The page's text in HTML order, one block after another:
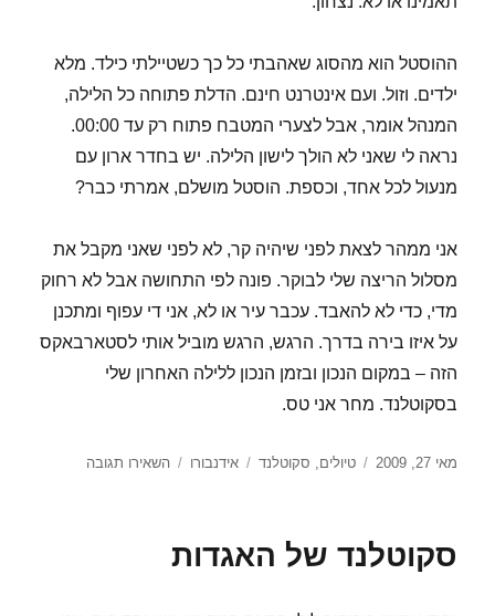
ההוסטל הוא מהסוג שאהבתי כל כך כשטיילתי כילד. מלא
ילדים. וזול. ועם אינטרנט חינם. הדלת פתוחה כל הלילה,
המנהל אומר, אבל לצערי המטבח פתוח רק עד 00:00.
נראה לי שאני לא הולך לישון הלילה. יש בחדר ארון עם
מנעול לכל אחד, וכספת. הוסטל מושלם, אמרתי כבר?
אני ממהר לצאת לפני שיהיה קר, לא לפני שאני מקבל את
מסלול הריצה שלי לבוקר. פונה לפי התחושה אבל לא רחוק
מדי, כדי לא להאבד. עכבר עיר או לא, אני די עפוף ומתכנן
על איזו בירה בדרך. הרגש, הרגש מוביל אותי לסטארבאקס
הזה – במקום הנכון ובזמן הנכון ללילה האחרון שלי
בסקוטלנד. מחר אני טס.
פורסם
מאי 27, 2009 קטגוריות
טיולים, סקוטלנד תגיות
אידנבורו השאירו תגובה
סקוטלנד של האגדות